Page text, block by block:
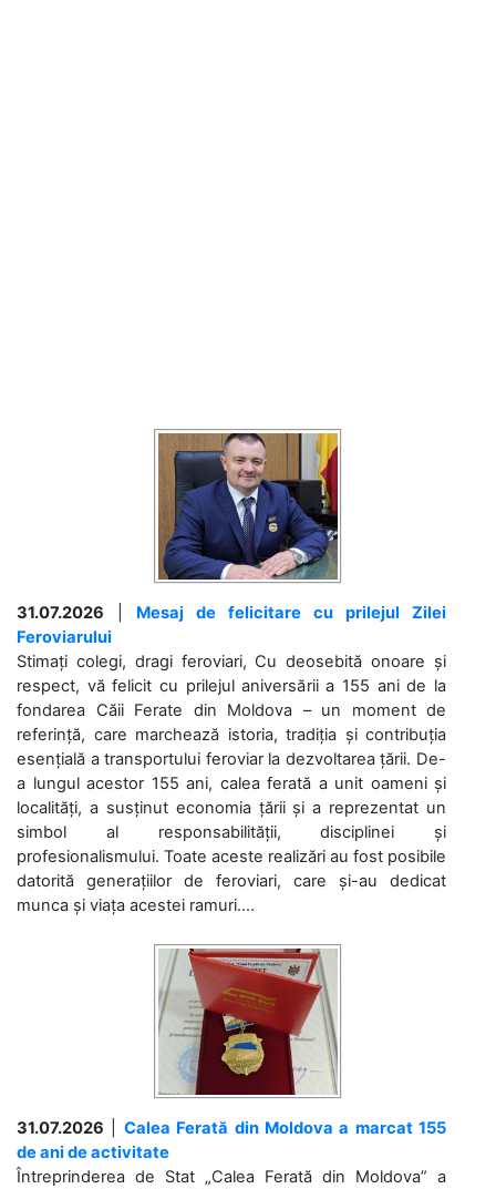
31.07.2026
Mesaj de felicitare cu prilejul Zilei
Feroviarului
Stimați colegi, dragi feroviari, Cu deosebită onoare și
respect, vă felicit cu prilejul aniversării a 155 ani de la
fondarea Căii Ferate din Moldova – un moment de
referință, care marchează istoria, tradiția și contribuția
esențială a transportului feroviar la dezvoltarea țării. De-
a lungul acestor 155 ani, calea ferată a unit oameni și
localități, a susținut economia țării și a reprezentat un
simbol al responsabilității, disciplinei și
profesionalismului. Toate aceste realizări au fost posibile
datorită generațiilor de feroviari, care și-au dedicat
munca și viața acestei ramuri....
31.07.2026
Calea Ferată din Moldova a marcat 155
de ani de activitate
Întreprinderea de Stat „Calea Ferată din Moldova” a